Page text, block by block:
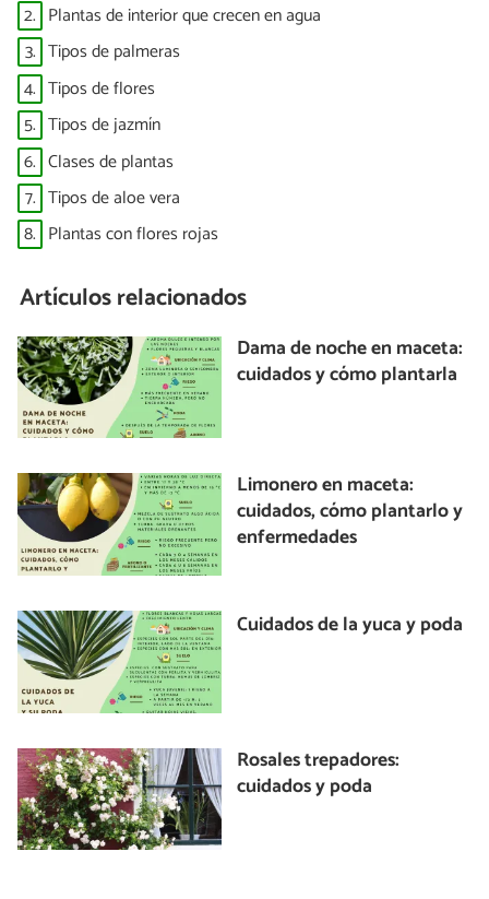
2. Plantas de interior que crecen en agua
3. Tipos de palmeras
4. Tipos de flores
5. Tipos de jazmín
6. Clases de plantas
7. Tipos de aloe vera
8. Plantas con flores rojas
Artículos relacionados
Dama de noche en maceta:
cuidados y cómo plantarla
Limonero en maceta:
cuidados, cómo plantarlo y
enfermedades
Cuidados de la yuca y poda
Rosales trepadores:
cuidados y poda